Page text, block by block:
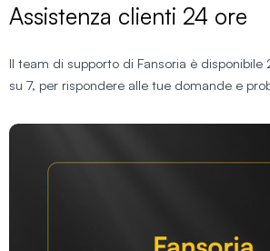
Assistenza clienti 24 ore
Il team di supporto di Fansoria è
su 7, per rispondere alle tue domande e